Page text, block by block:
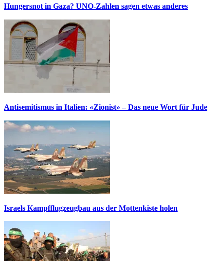
Hungersnot in Gaza? UNO-Zahlen sagen etwas anderes
Antisemitismus in Italien: «Zionist» – Das neue Wort für Jude
Israels Kampfflugzeugbau aus der Mottenkiste holen